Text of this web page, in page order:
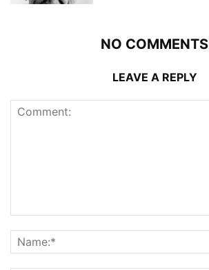
NO COMMENTS
LEAVE A REPLY